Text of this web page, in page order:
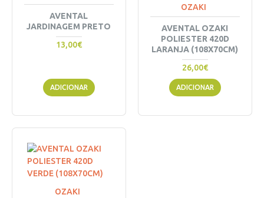
AVENTAL
JARDINAGEM PRETO
13,00€
ADICIONAR
OZAKI
AVENTAL OZAKI
POLIESTER 420D
LARANJA (108X70CM)
26,00€
ADICIONAR
OZAKI